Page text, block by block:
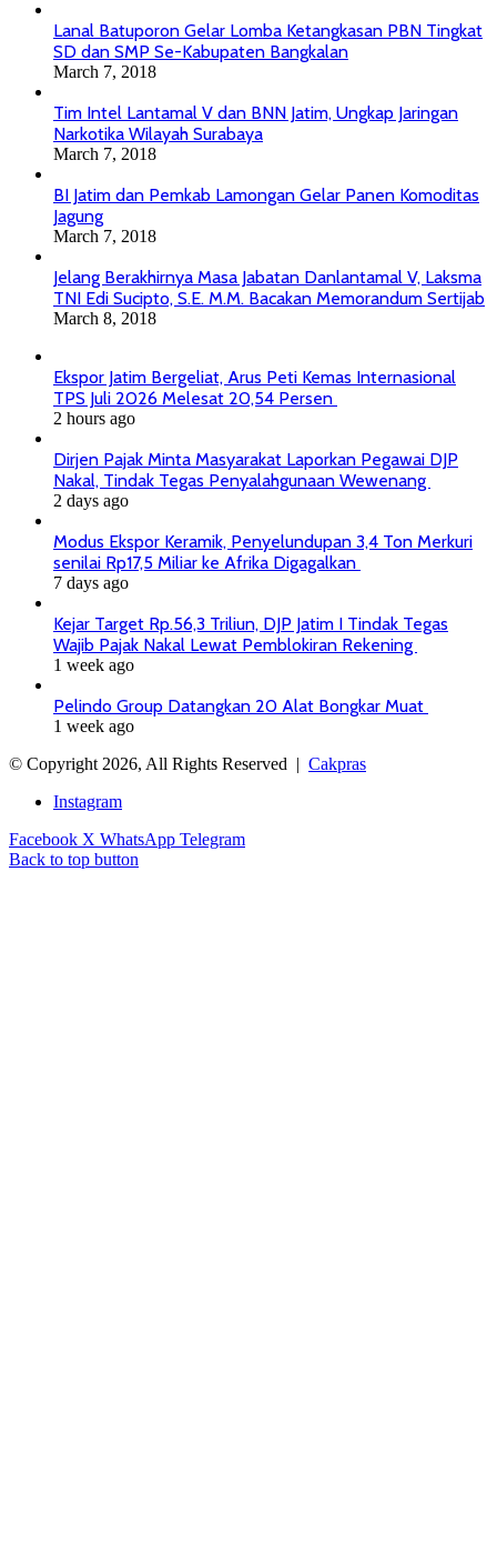
Lanal Batuporon Gelar Lomba Ketangkasan PBN Tingkat
SD dan SMP Se-Kabupaten Bangkalan
March 7, 2018
Tim Intel Lantamal V dan BNN Jatim, Ungkap Jaringan
Narkotika Wilayah Surabaya
March 7, 2018
BI Jatim dan Pemkab Lamongan Gelar Panen Komoditas
Jagung
March 7, 2018
Jelang Berakhirnya Masa Jabatan Danlantamal V, Laksma
TNI Edi Sucipto, S.E. M.M. Bacakan Memorandum Sertijab
March 8, 2018
Ekspor Jatim Bergeliat, Arus Peti Kemas Internasional
TPS Juli 2026 Melesat 20,54 Persen
2 hours ago
Dirjen Pajak Minta Masyarakat Laporkan Pegawai DJP
Nakal, Tindak Tegas Penyalahgunaan Wewenang
2 days ago
Modus Ekspor Keramik, Penyelundupan 3,4 Ton Merkuri
senilai Rp17,5 Miliar ke Afrika Digagalkan
7 days ago
Kejar Target Rp.56,3 Triliun, DJP Jatim I Tindak Tegas
Wajib Pajak Nakal Lewat Pemblokiran Rekening
1 week ago
Pelindo Group Datangkan 20 Alat Bongkar Muat
1 week ago
© Copyright 2026, All Rights Reserved | Cakpras
Instagram
Facebook X WhatsApp Telegram
Back to top button